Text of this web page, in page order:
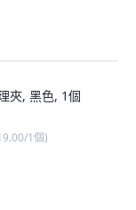
夾, 黑色, 1個
1個)